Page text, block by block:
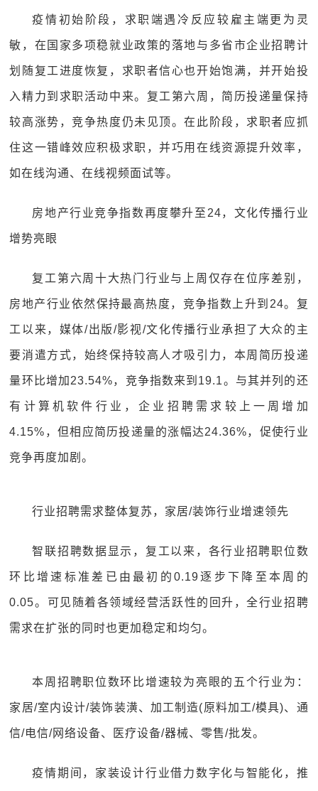
疫情初始阶段，求职端遇冷反应较雇主端更为灵
敏，在国家多项稳就业政策的落地与多省市企业招聘计
划随复工进度恢复，求职者信心也开始饱满，并开始投
入精力到求职活动中来。复工第六周，简历投递量保持
较高涨势，竞争热度仍未见顶。在此阶段，求职者应抓
住这一错峰效应积极求职，并巧用在线资源提升效率，
如在线沟通、在线视频面试等。
房地产行业竞争指数再度攀升至24，文化传播行业
增势亮眼
复工第六周十大热门行业与上周仅存在位序差别，
房地产行业依然保持最高热度，竞争指数上升到24。复
工以来，媒体/出版/影视/文化传播行业承担了大众的主
要消遣方式，始终保持较高人才吸引力，本周简历投递
量环比增加23.54%，竞争指数来到19.1。与其并列的还
有计算机软件行业，企业招聘需求较上一周增加
4.15%，但相应简历投递量的涨幅达24.36%，促使行业
竞争再度加剧。
行业招聘需求整体复苏，家居/装饰行业增速领先
智联招聘数据显示，复工以来，各行业招聘职位数
环比增速标准差已由最初的0.19逐步下降至本周的
0.05。可见随着各领域经营活跃性的回升，全行业招聘
需求在扩张的同时也更加稳定和均匀。
本周招聘职位数环比增速较为亮眼的五个行业为：
家居/室内设计/装饰装潢、加工制造(原料加工/模具)、通
信/电信/网络设备、医疗设备/器械、零售/批发。
疫情期间，家装设计行业借力数字化与智能化，推